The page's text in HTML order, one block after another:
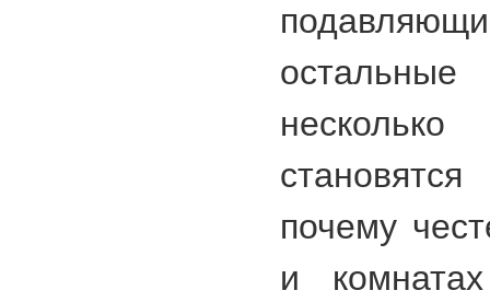
почему
и